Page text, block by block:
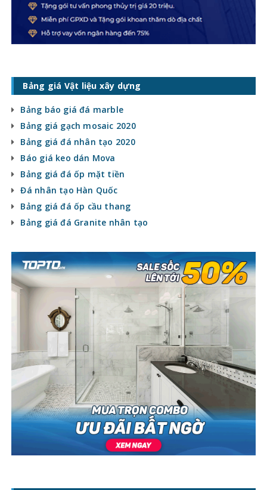
Bảng giá Vật liệu xây dựng
Bảng báo giá đá marble
Bảng giá gạch mosaic 2020
Bảng giá đá nhân tạo 2020
Báo giá keo dán Mova
Bảng giá đá ốp mặt tiền
Đá nhân tạo Hàn Quốc
Bảng giá đá ốp cầu thang
Bảng giá đá Granite nhân tạo